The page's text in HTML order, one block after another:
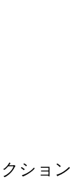
ション